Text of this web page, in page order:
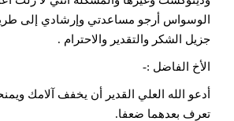
الوسواس أرجو مساعدتي وإرشادي إلى
جزيل الشكر والتقدير والاحترام .
الأخ الفاضل :-
أدعو الله العلي القدير أن يخفف آلامك
تعرف بعدهما ضعفا.